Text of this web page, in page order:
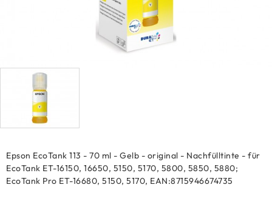
Epson EcoTank 113 - 70 ml - Gelb - original - Nachfülltinte - für
EcoTank ET-16150, 16650, 5150, 5170, 5800, 5850, 5880;
EcoTank Pro ET-16680, 5150, 5170, EAN:8715946674735